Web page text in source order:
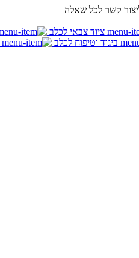
קשר לכל שאלה
ציוד צבאי לכלב
ביגוד וטיפוח לכלב